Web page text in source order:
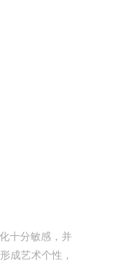
十分敏感，并
成艺术个性，